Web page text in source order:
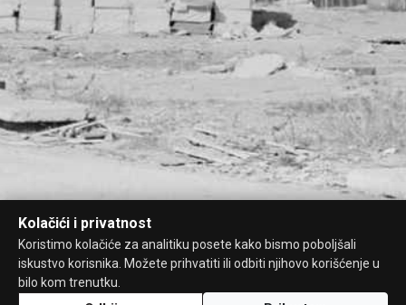
Kolačići i privatnost
Koristimo kolačiće za analitiku posete kako bismo poboljšali
iskustvo korisnika. Možete prihvatiti ili odbiti njihovo korišćenje u
bilo kom trenutku.